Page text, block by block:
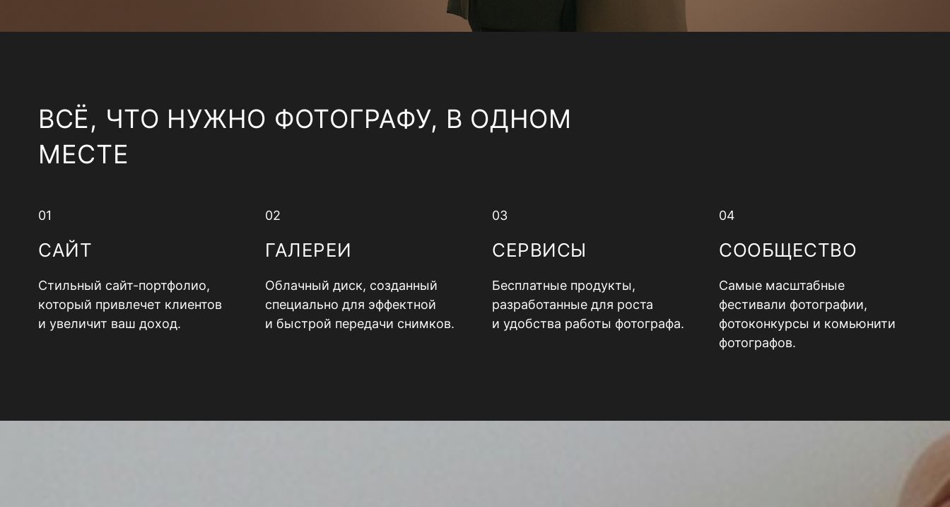
ВСЁ, ЧТО НУЖНО ФОТОГРАФУ, В ОДНОМ
МЕСТЕ
01
САЙТ
Стильный сайт-портфолио,
который привлечет клиентов
и увеличит ваш доход.
02
ГАЛЕРЕИ
Облачный диск, созданный
специально для эффектной
и быстрой передачи снимков.
03
СЕРВИСЫ
Бесплатные продукты,
разработанные для роста
и удобства работы фотографа.
04
СООБЩЕСТВО
Самые масштабные
фестивали фотографии,
фотоконкурсы и комьюнити
фотографов.